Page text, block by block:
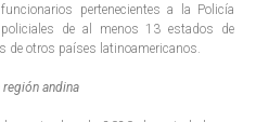
pertenecientes a la Policía
de al menos 13 estados de
de otros países latinoamericanos.
andina